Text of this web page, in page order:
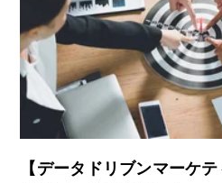
【データドリブンマーケ